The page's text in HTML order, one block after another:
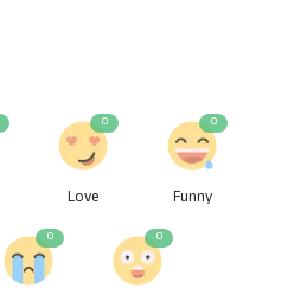
Love
0
Funny
0
0 0